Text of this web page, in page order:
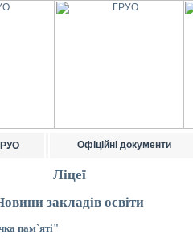
Офіційні документи
Ліцеї
закладів освіти
пам`яті"